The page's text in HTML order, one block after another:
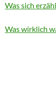
Was sich
Was wirklich